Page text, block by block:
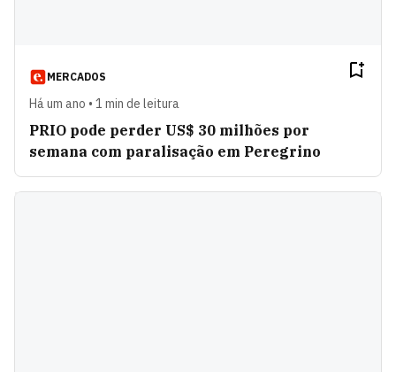
MERCADOS
Há um ano • 1 min de leitura
PRIO pode perder US$ 30 milhões por
semana com paralisação em Peregrino